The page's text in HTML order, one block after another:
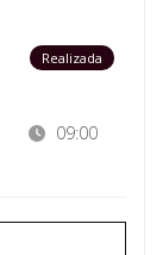
Realizada
09:00